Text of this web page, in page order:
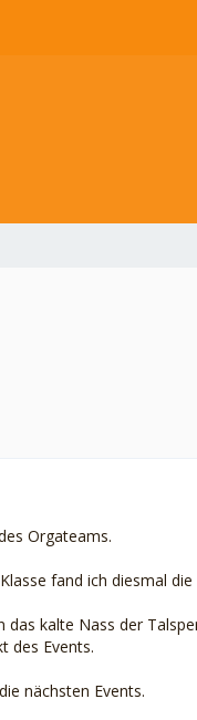
Orgateams.
fand ich diesmal
kalte Nass der
des Events.
nächsten Events.